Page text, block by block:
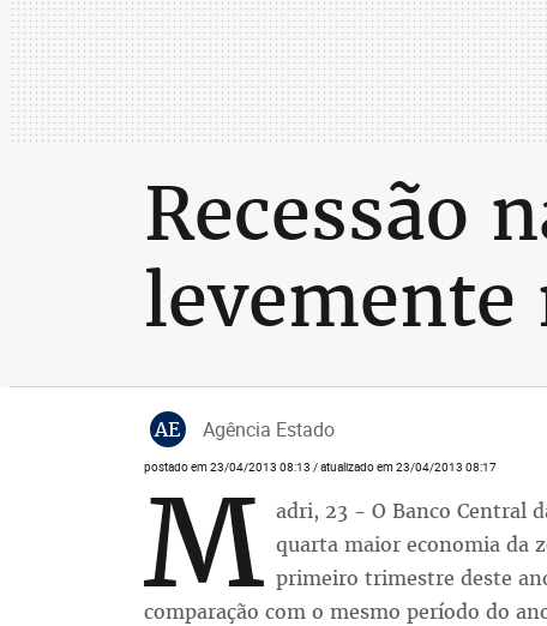
Recessão
levemente
AE Agência Estado
postado em 23/04/2013 08:13 / atualizado em 23/04/2013 08:17
M adri, 23 - O Banco Central
quarta maior economia da
primeiro trimestre deste
comparação com o mesmo período do